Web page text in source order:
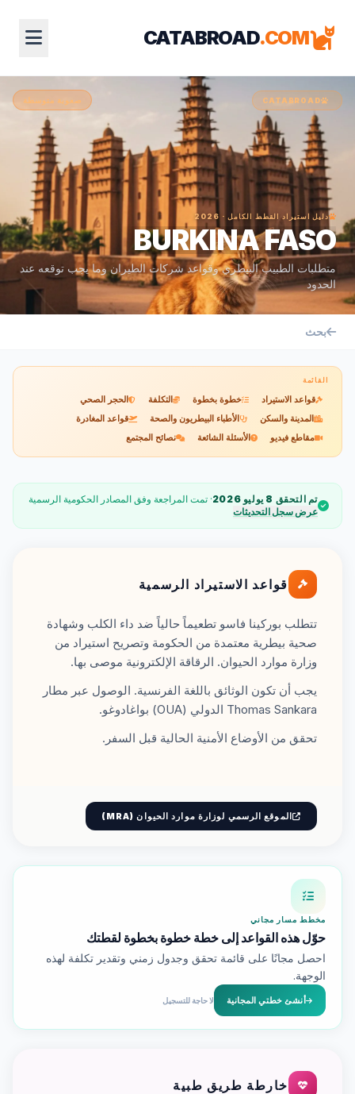
CATABROAD.COM
صعوبة متوسطة CATABROAD
دليل استيراد القطط الكامل · 2026
BURKINA FASO
متطلبات الطبيب البيطري وقواعد شركات الطيران وما يجب توقعه عند
الحدود
بحث
القائمة
قواعد الاستيراد خطوة بخطوة التكلفة
الحجر الصحي
المدينة والسكن
الأطباء البيطريون والصحة
قواعد المغادرة
مقاطع فيديو
الأسئلة الشائعة نصائح المجتمع
تم التحقق 8 يوليو 2026
· تمت المراجعة وفق المصادر الحكومية الرسمية
عرض سجل التحديثات
قواعد الاستيراد الرسمية
تتطلب بوركينا فاسو تطعيماً حالياً ضد داء الكلب وشهادة
صحية بيطرية معتمدة من الحكومة وتصريح استيراد من
وزارة موارد الحيوان. الرقاقة الإلكترونية موصى بها.
يجب أن تكون الوثائق باللغة الفرنسية. الوصول عبر مطار
Thomas Sankara الدولي (OUA) بواغادوغو.
تحقق من الأوضاع الأمنية الحالية قبل السفر.
الموقع الرسمي لوزارة موارد الحيوان (MRA)
مخطط مسار مجاني
حوّل هذه القواعد إلى خطة خطوة بخطوة لقطتك
احصل مجانًا على قائمة تحقق وجدول زمني وتقدير تكلفة لهذه
الوجهة.
أنشئ خطتي المجانية لا حاجة للتسجيل
خارطة طريق طبية